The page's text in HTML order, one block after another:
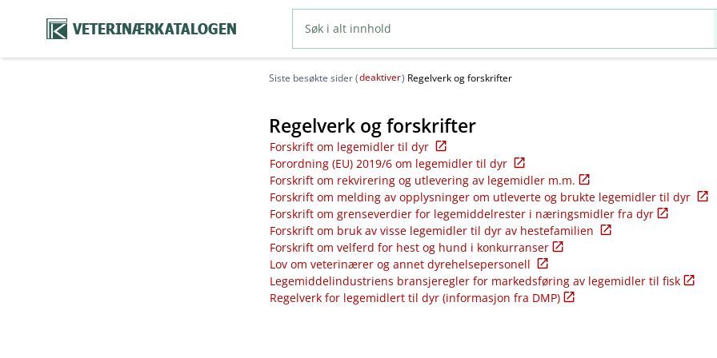
VETERINÆRKATALOGEN
Siste besøkte sider (deaktiver) Regelverk og forskrifter
Regelverk og forskrifter
Forskrift om legemidler til dyr
Forordning (EU) 2019/6 om legemidler til dyr
Forskrift om rekvirering og utlevering av legemidler m.m.
Forskrift om melding av opplysninger om utleverte og brukte legemidler til dyr
Forskrift om grenseverdier for legemiddelrester i næringsmidler fra dyr
Forskrift om bruk av visse legemidler til dyr av hestefamilien
Forskrift om velferd for hest og hund i konkurranser
Lov om veterinærer og annet dyrehelsepersonell
Legemiddelindustriens bransjeregler for markedsføring av legemidler til fisk
Regelverk for legemidlert til dyr (informasjon fra DMP)